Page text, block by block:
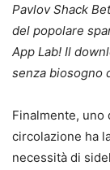
Pavlov Shack
del popolare
App Lab! Il
senza biosogno
Finalmente, uno
circolazione ha
necessità di